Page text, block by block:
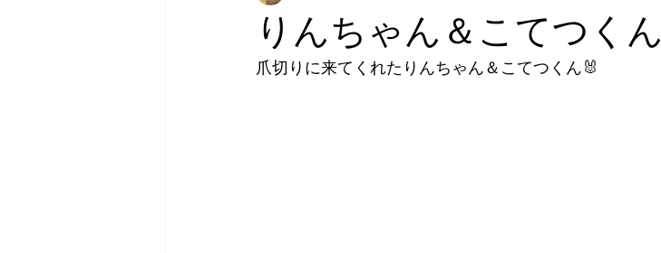
りんちゃん＆こてつくん
爪切りに来てくれたりんちゃん＆こてつくん🐰